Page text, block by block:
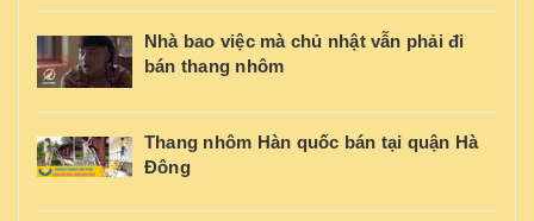
Nhà bao việc mà chủ nhật vẫn phải đi
bán thang nhôm
Thang nhôm Hàn quốc bán tại quận Hà
Đông